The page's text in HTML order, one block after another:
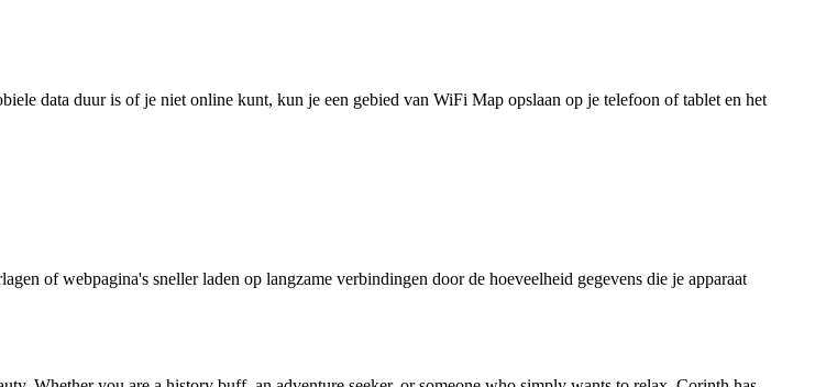
data duur is of je niet online kunt, kun je een gebied van WiFi Map opslaan op je telefoon of tablet en het
of webpagina's sneller laden op langzame verbindingen door de hoeveelheid gegevens die je apparaat